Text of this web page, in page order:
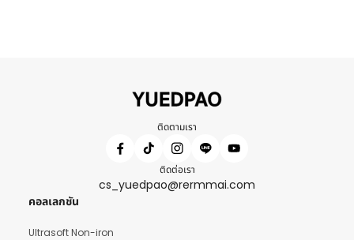
ติดตามเรา
ติดต่อเรา
cs_yuedpao@rermmai.com
คอลเลกชัน
Ultrasoft Non-iron